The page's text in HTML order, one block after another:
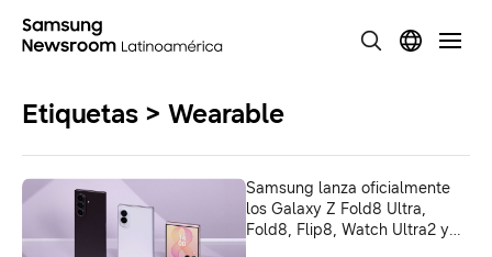
Etiquetas > Wearable
Samsung lanza oficialmente
los Galaxy Z Fold8 Ultra,
Fold8, Flip8, Watch Ultra2 y